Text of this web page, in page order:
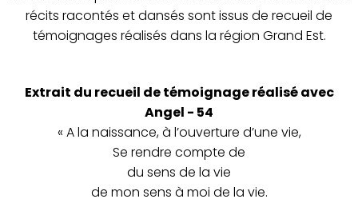
récits racontés et dansés sont issus de recueil de
témoignages réalisés dans la région Grand Est.
Extrait du recueil de témoignage réalisé avec
Angel - 54
« A la naissance, à l’ouverture d’une vie,
Se rendre compte de
du sens de la vie
de mon sens à moi de la vie.